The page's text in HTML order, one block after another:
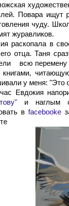
Повара ищут
чуду.
журавликов.
раскопала в
его отца. Таня
всю перемену
книгами,
у меня: "Это
Евдокия
и наглым
в facebookе